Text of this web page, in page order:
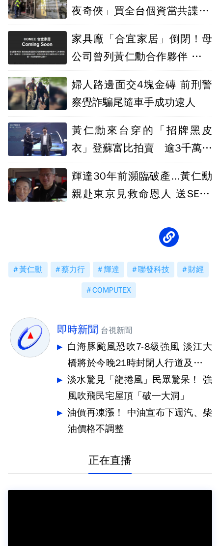
夜奇俠」買全台個資當共諜 北
家具廠「合宜家居」倒閉！母
公司曾列黃仁勳合作夥伴 疑爭
婦人路邊面交4塊金磚 前刑警
察覺詐騙尾隨車手成功逮人
黃仁勳來台穿的「招牌黑皮
衣」登蘇富比拍賣 逾3千萬天
輝達30年前瀕臨破產...黃仁勳
親赴東京見救命恩人 送SEGA
黃仁勳 蔡力行 輝達 聯發科技 財經
COMPUTEX
即時新聞 台視新聞
白海豚颱風恐吹7-8級強風 淡江大
橋將於今晚21時封閉人行道及機車
道
淡水驚見「龍捲風」民眾驚呆！ 強
風吹飛民宅屋頂「破一大洞」
油價再凍漲！ 中油宣布下週汽、柴
油價格不調整
正在直播